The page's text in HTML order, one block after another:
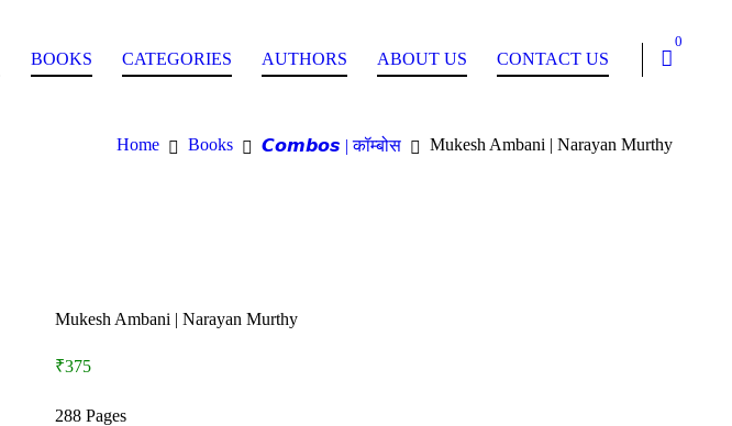
BOOKS CATEGORIES AUTHORS ABOUT US CONTACT US
0
Home Books 𝘾𝙤𝙢𝙗𝙤𝙨 | कॉम्बोस Mukesh Ambani | Narayan Murthy
Mukesh Ambani | Narayan Murthy
₹375
288 Pages